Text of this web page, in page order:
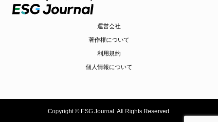
運営会社
著作権について
利用規約
個人情報について
Copyright ©ESG Journal. All Rights Reserved.